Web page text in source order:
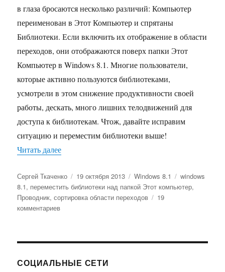
в глаза бросаются несколько различий: Компьютер
переименован в Этот Компьютер и спрятаны
Библиотеки. Если включить их отображение в области
переходов, они отображаются поверх папки Этот
Компьютер в Windows 8.1. Многие пользователи,
которые активно пользуются библиотеками,
усмотрели в этом снижение продуктивности своей
работы, дескать, много лишних телодвижений для
доступа к библиотекам. Чтож, давайте исправим
ситуацию и переместим библиотеки выше!
Читать далее«Как переместить библиотеки над папкой
Автор
Сергей Ткаченко Опубликовано
19 октября 2013 Рубрики
Windows 8.1 Метки
windows
8.1, переместить библиотеки над папкой Этот компьютер,
Проводник,сортировка области переходов
19
комментариевк
переместить
над
СОЦИАЛЬНЫЕ СЕТИ